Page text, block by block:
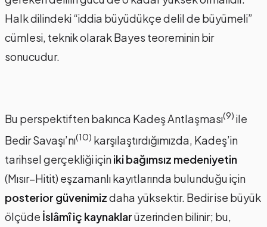
Halk dilindeki “iddia büyüdükçe delil de büyümeli”
cümlesi, teknik olarak Bayes teoreminin bir
sonucudur.
Bu perspektiften bakınca Kadeş Antlaşması(9) ile
Bedir Savaşı’nı(10) karşılaştırdığımızda, Kadeş’in
tarihsel gerçekliği içiniki bağımsız medeniyetin
(Mısır–Hitit) eşzamanlı kayıtlarında bulunduğu için
posterior güvenimizdaha yüksektir. Bedir ise büyük
ölçüde İslâmî iç kaynaklarüzerinden bilinir; bu,